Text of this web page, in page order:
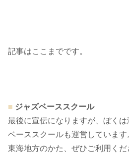
記事はここまでです。
■ ジャズベーススクール
最後に宣伝になりますが、ぼく
ベーススクールも運営しています
東海地方のかた、ぜひご利用くだ